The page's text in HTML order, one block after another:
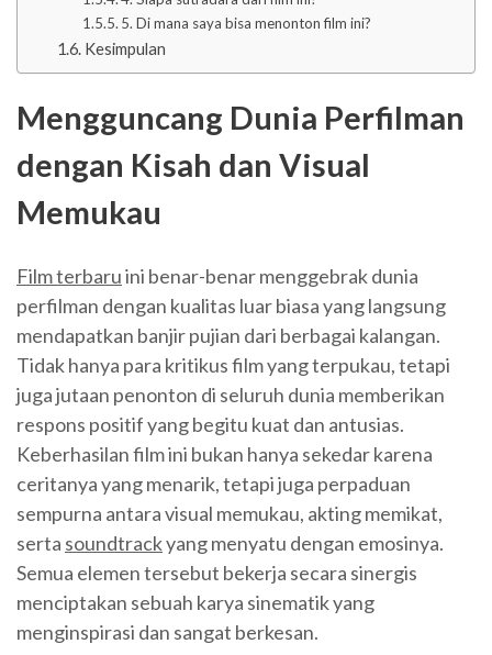
5. Di mana saya bisa menonton film ini?
Kesimpulan
Mengguncang Dunia Perfilman
dengan Kisah dan Visual
Memukau
Film terbaruini benar-benar menggebrak dunia
perfilman dengan kualitas luar biasa yang langsung
mendapatkan banjir pujian dari berbagai kalangan.
Tidak hanya para kritikus film yang terpukau, tetapi
juga jutaan penonton di seluruh dunia memberikan
respons positif yang begitu kuat dan antusias.
Keberhasilan film ini bukan hanya sekedar karena
ceritanya yang menarik, tetapi juga perpaduan
sempurna antara visual memukau, akting memikat,
serta soundtrackyang menyatu dengan emosinya.
Semua elemen tersebut bekerja secara sinergis
menciptakan sebuah karya sinematik yang
menginspirasi dan sangat berkesan.